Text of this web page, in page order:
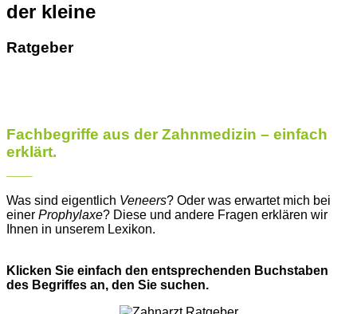
der kleine
Ratgeber
Fachbegriffe aus der Zahnmedizin – einfach
erklärt.
Was sind eigentlich Veneers? Oder was erwartet mich bei
einer Prophylaxe? Diese und andere Fragen erklären wir
Ihnen in unserem Lexikon.
Klicken Sie einfach den entsprechenden Buchstaben
des Begriffes an, den Sie suchen.